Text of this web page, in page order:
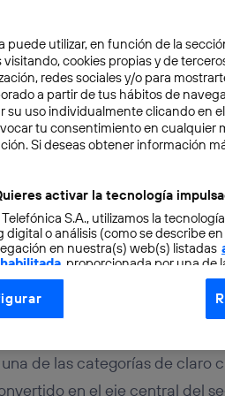
5 min
un
de las categorías de claro
en el eje central del
puede utilizar, en función de la
visitando, cookies propias y de
redes sociales y/o para
a partir de tus hábitos de
su uso individualmente clicando en
tu consentimiento en cualquier
Si deseas obtener información
activar la tecnología
S.A., utilizamos la
digital o análisis (como se describe
en nuestra(s) web(s) listadas
, proporcionada por una
consentimiento en cada página web).
Utiq está diseñada con la
tu dirección IP y otra información de
la conexión que utilizas (p. ej.,